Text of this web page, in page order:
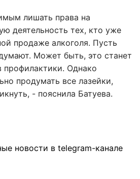
лишать права на
деятельность тех, кто уже
продаже алкоголя. Пусть
Может быть, это станет
Однако
продумать все лазейки,
- пояснила Батуева.
новости в telegram-канале